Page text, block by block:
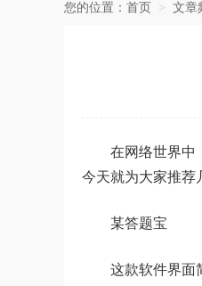
您的位置： 首页 > 文章
在网络世界中
今天就为大家推荐
某答题宝
这款软件界面